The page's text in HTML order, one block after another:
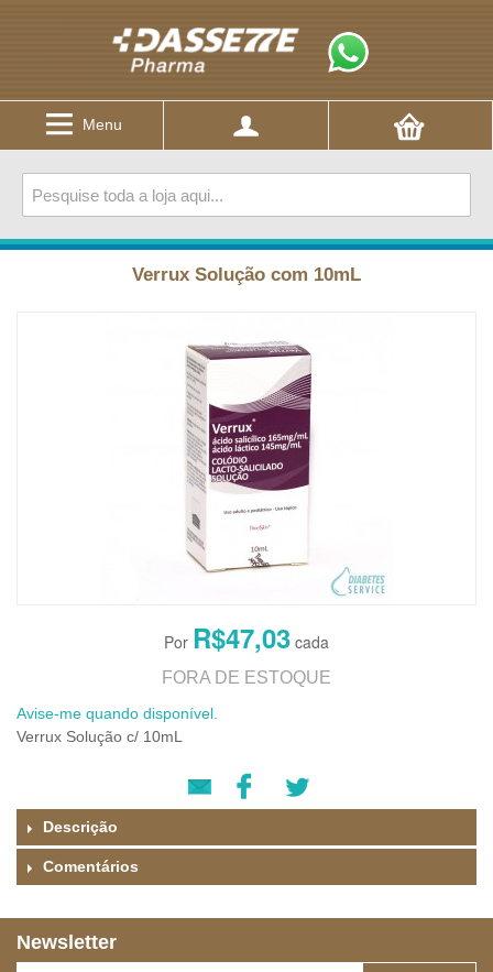
Menu
Verrux Solução com 10mL
R$47,03
FORA DE ESTOQUE
Avise-me quando disponível.
Verrux Solução c/ 10mL
Descrição
Comentários
Newsletter